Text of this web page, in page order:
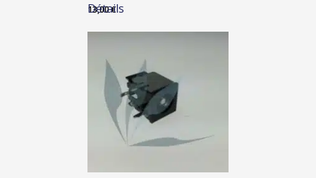
Détails
13,00€